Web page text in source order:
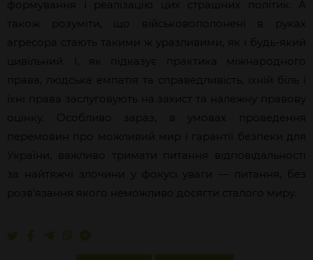
формування і реалізацію цих страшних політик. А
також розуміти, що військовополонені в руках
агресора стають такими ж уразливими, як і будь-який
цивільний. І, як підказує практика міжнародного
права, людська емпатія та справедливість, їхній біль і
їхні права заслуговують на захист та належну правову
оцінку. Особливо зараз, в умовах проведення
перемовин про можливий мир і гарантії безпеки для
України, важливо тримати питання відповідальності
за найтяжчі злочини у фокусі уваги — питання, без
розв’язання якого неможливо досягти сталого миру.